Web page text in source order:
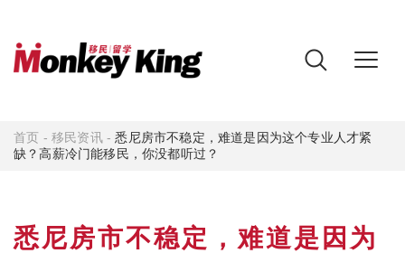
首页 -移民资讯-悉尼房市不稳定，难道是因为这个专业人才紧
缺？高薪冷门能移民，你没都听过？
悉尼房市不稳定，难道是因为